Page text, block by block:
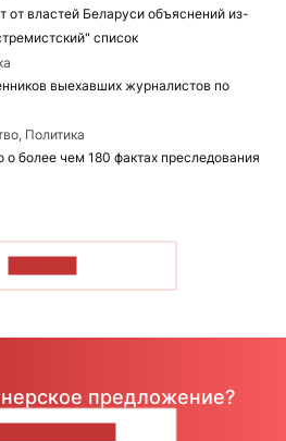
от властей Беларуси объяснений из-
список
выехавших журналистов по
Политика
более чем 180 фактах преследования
предложение?